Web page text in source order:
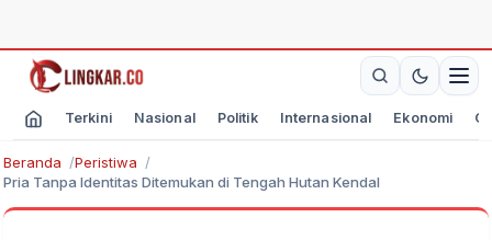
Terkini Nasional Politik Internasional Ekonomi
Beranda
Peristiwa
Pria Tanpa Identitas Ditemukan di Tengah Hutan Kendal